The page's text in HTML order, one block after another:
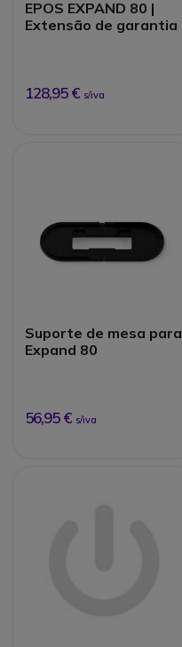
EPOS EXPAND 80 |
Extensão de garantia
128,95 € s/iva
Suporte de mesa para
Expand 80
56,95 € s/iva